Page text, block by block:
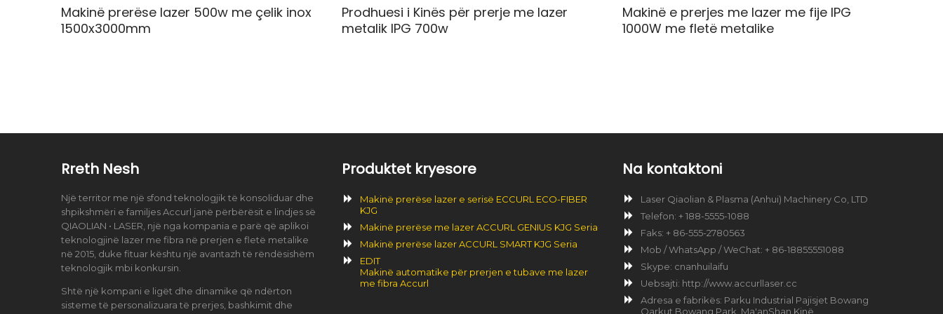
Makinë prerëse lazer 500w me çelik inox
1500x3000mm
Prodhuesi i Kinës për prerje me lazer
metalik IPG 700w
Makinë e prerjes me lazer me fije IPG
1000W me fletë metalike
Rreth Nesh
Një territor me një sfond teknologjik të konsoliduar dhe
shpikshmëri e familjes Accurl janë përbërësit e lindjes së
QIAOLIAN • LASER, një nga kompania e parë që aplikoi
teknologjinë lazer me fibra në prerjen e fletë metalike
në 2015, duke fituar kështu një avantazh të rëndësishëm
teknologjik mbi konkursin.
Shtë një kompani e ligët dhe dinamike që ndërton
sisteme të personalizuara të prerjes, bashkimit dhe
Produktet kryesore
Makinë prerëse lazer e serisë ECCURL ECO-FIBER
KJG
Makinë prerëse me lazer ACCURL GENIUS KJG Seria
Makinë prerëse lazer ACCURL SMART KJG Seria
EDIT
Makinë automatike për prerjen e tubave me lazer
me fibra Accurl
Na kontaktoni
Laser Qiaolian & Plasma (Anhui) Machinery Co, LTD
Telefon: + 188-5555-1088
Faks: + 86-555-2780563
Mob / WhatsApp / WeChat: + 86-18855551088
Skype: cnanhuilaifu
Uebsajti: http://www.accurllaser.cc
Adresa e fabrikës: Parku Industrial Pajisjet Bowang
Qarkut Bowang Park, Ma'anShan Kinë.